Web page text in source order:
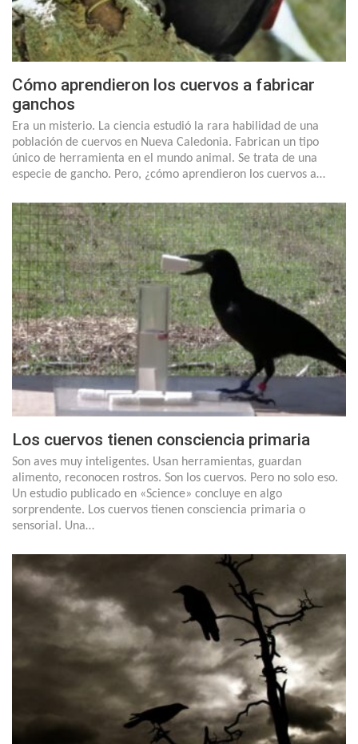
Cómo aprendieron los cuervos a fabricar
ganchos
Era un misterio. La ciencia estudió la rara habilidad de una
población de cuervos en Nueva Caledonia. Fabrican un tipo
único de herramienta en el mundo animal. Se trata de una
especie de gancho. Pero, ¿cómo aprendieron los cuervos a…
Los cuervos tienen consciencia primaria
Son aves muy inteligentes. Usan herramientas, guardan
alimento, reconocen rostros. Son los cuervos. Pero no solo eso.
Un estudio publicado en «Science» concluye en algo
sorprendente. Los cuervos tienen consciencia primaria o
sensorial. Una…